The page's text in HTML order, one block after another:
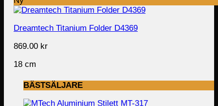
Dreamtech Titanium Folder D4369
869.00 kr
18 cm
BÄSTSÄLJARE